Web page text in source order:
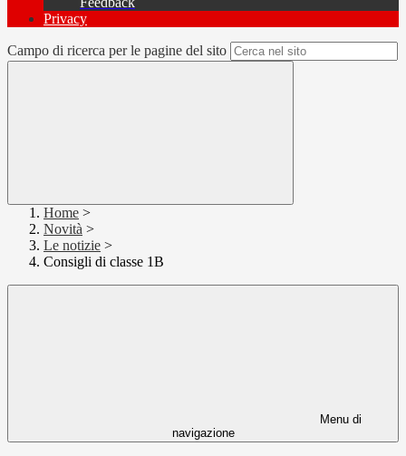
Privacy
Campo di ricerca per le pagine del sito
Home >
Novità >
Le notizie >
Consigli di classe 1B
Menu di
navigazione